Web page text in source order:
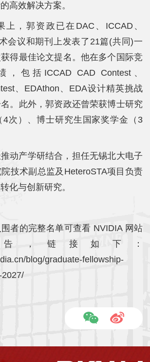
高效解决方案。
上，郭资政已在DAC、ICCAD、
会议和期刊上发表了21篇(共同)一
得最佳论文提名。他在多个国际竞
包括ICCAD CAD Contest、
、EDAthon、EDA设计精英挑战
。此外，郭资政还曾荣获博士研究
4次）、博士研究生国家奖学金（3
动产学研结合，担任无锡北大电子
技术副总监及HeteroSTA项目负责
化与创新研究。
者的完整名单可查看 NVIDIA 网站
，链接如下：
blog/graduate-fellowship-
2027/